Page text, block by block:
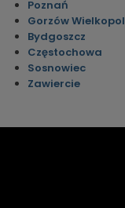
Poznań
Gorzów
Bydgoszcz
Częstochowa
Sosnowiec
Zawiercie